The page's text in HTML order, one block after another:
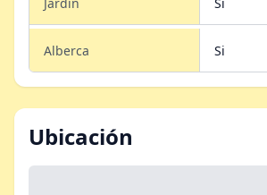
Alberca Si
Ubicación